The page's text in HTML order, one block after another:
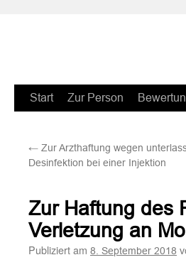
Zum
springen
Start Zur Person
← Zur Arzthaftung wegen
Desinfektion bei einer Injektion
Zur Haftung des
Verletzung an
Publiziert am 8. September 2018